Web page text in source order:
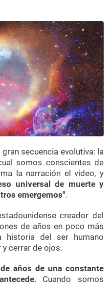
secuencia evolutiva: la
somos conscientes de
la narración el video, y
universal de muerte y
emergemos".
creador del
de años en poco más
del ser humano
cerrar de ojos.
años de una constante
. Cuando somos